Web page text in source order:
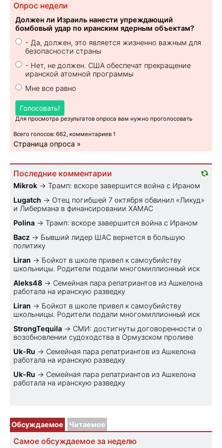
Опрос недели
Должен ли Израиль нанести упреждающий
бомбовый удар по иранским ядерным объектам?
- Да, должен, это является жизненно важным для
безопасности страны
- Нет, не должен. США обеспечат прекращение
иранской атомной программы
Мне все равно
Голосовать!
Для просмотра результатов опроса вам нужно проголосовать
Всего голосов: 662, комментариев 1
Страница опроса »
Последние комментарии
Mikrok → Трамп: вскоре завершится война с Ираном
Lugatch → Отец погибшей 7 октября обвинил «Ликуд»
и Либермана в финансировании ХАМАС
Polina → Трамп: вскоре завершится война с Ираном
Bacz → Бывший лидер ШАС вернется в большую
политику
Liran → Бойкот в школе привел к самоубийству
школьницы. Родители подали многомиллионный иск
Aleks48 → Семейная пара репатриантов из Ашкелона
работала на иранскую разведку
Liran → Бойкот в школе привел к самоубийству
школьницы. Родители подали многомиллионный иск
StrongTequila → СМИ: достигнуты договоренности о
возобновлении судоходства в Ормузском проливе
Uk-Ru → Семейная пара репатриантов из Ашкелона
работала на иранскую разведку
Uk-Ru → Семейная пара репатриантов из Ашкелона
работала на иранскую разведку
Обсуждаемое Читаемое
Самое обсуждаемое за неделю